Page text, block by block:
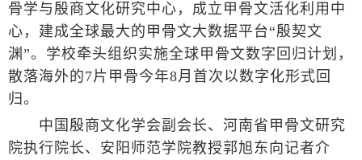
骨学与殷商文化研究中心，成立甲骨文活化利用中
心，建成全球最大的甲骨文大数据平台“殷契文
渊”。学校牵头组织实施全球甲骨文数字回归计划，
散落海外的7片甲骨今年8月首次以数字化形式回
归。
中国殷商文化学会副会长、河南省甲骨文研究
院执行院长、安阳师范学院教授郭旭东向记者介